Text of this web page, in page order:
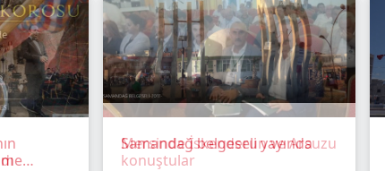
Samandağ belgeseli yayında